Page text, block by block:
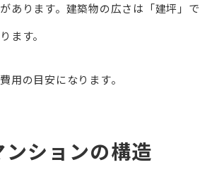
あります。建築物の広さは「建坪」
ます。
用の目安になります。
ンションの構造